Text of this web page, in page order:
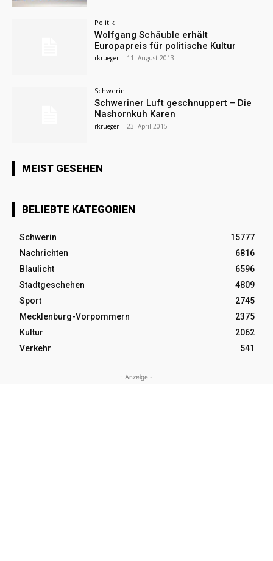
Politik
Wolfgang Schäuble erhält
Europapreis für politische Kultur
rkrueger - 11. August 2013
Schwerin
Schweriner Luft geschnuppert – Die
Nashornkuh Karen
rkrueger - 23. April 2015
MEIST GESEHEN
BELIEBTE KATEGORIEN
Schwerin
15777
Nachrichten
6816
Blaulicht
6596
Stadtgeschehen
4809
Sport
2745
Mecklenburg-Vorpommern
2375
Kultur
2062
Verkehr
541
- Anzeige -